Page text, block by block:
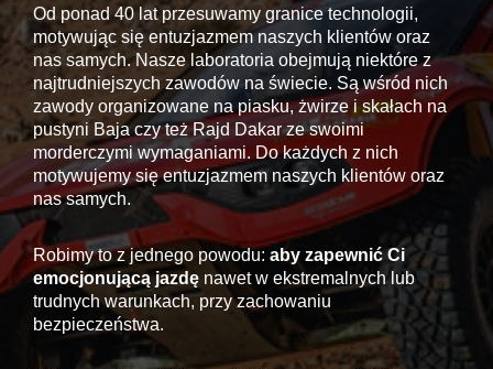
Od ponad 40 lat przesuwamy granice technologii,
motywując się entuzjazmem naszych klientów oraz
nas samych. Nasze laboratoria obejmują niektóre z
najtrudniejszych zawodów na świecie. Są wśród nich
zawody organizowane na piasku, żwirze i skałach na
pustyni Baja czy też Rajd Dakar ze swoimi
morderczymi wymaganiami. Do każdych z nich
motywujemy się entuzjazmem naszych klientów oraz
nas samych.
Robimy to z jednego powodu: aby zapewnić Ci
emocjonującą jazdę nawet w ekstremalnych lub
trudnych warunkach, przy zachowaniu
bezpieczeństwa.